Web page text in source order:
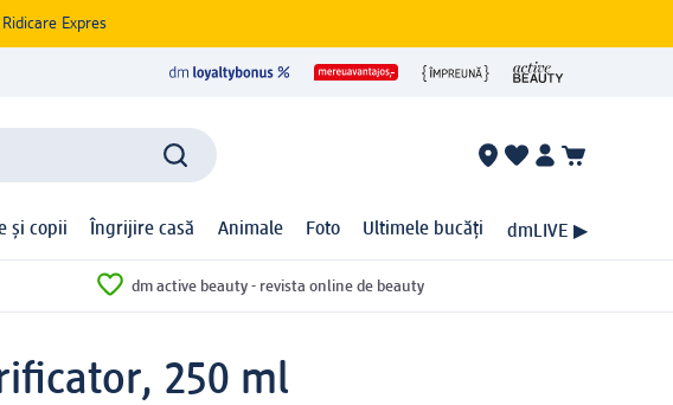
Expres
și copii Îngrijire casă Animale Foto Ultimele bucăți dmLIVE ▶
dm active beauty - revista online de beauty
250 ml